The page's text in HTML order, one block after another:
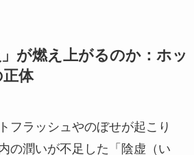
が燃え上がるのか：ホッ
正体
フラッシュやのぼせが起こり
の潤いが不足した「陰虚（い